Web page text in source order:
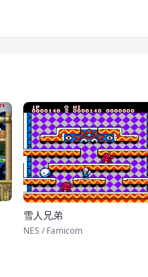
雪人兄弟
NES / Famicom